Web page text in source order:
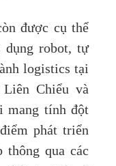
được cụ thể
dụng robot, tự
logistics tại
Liên Chiểu và
mang tính đột
phát triển
thông qua các